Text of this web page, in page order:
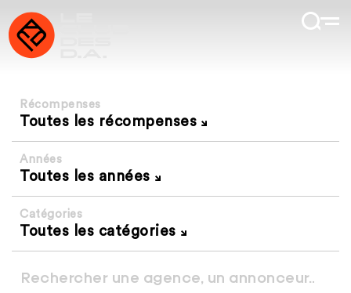
Récompenses
Toutes les récompenses
Années
Toutes les années
Catégories
Toutes les catégories